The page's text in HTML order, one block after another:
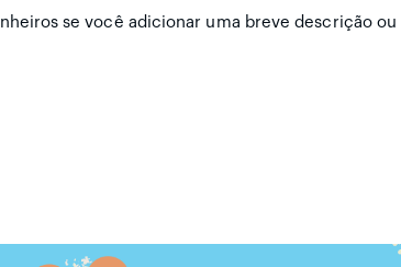
se você adicionar uma breve descrição ou